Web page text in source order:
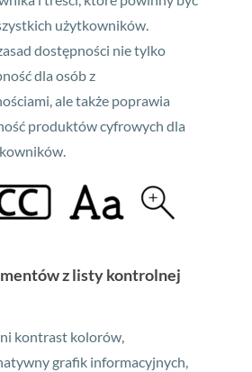
użytkowników.
dostępności nie tylko
dla osób z
ale także poprawia
produktów cyfrowych dla
z listy kontrolnej
kontrast kolorów,
grafik informacyjnych,